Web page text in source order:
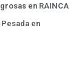
en RAINCA
en